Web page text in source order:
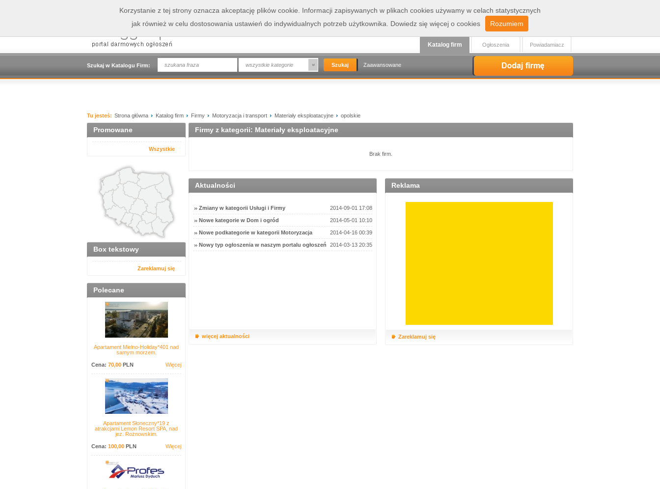
Zaloguj
Szukaj w Katalogu Firm: wszystkie kategorie Zaawansowane
Powiadamiacz
Ogłoszenia
Katalog firm
Tu jesteś: Strona główna Katalog firm Firmy Motoryzacja i transport Materiały eksploatacyjne opolskie
Promowane
Wszystkie
Box tekstowy
Zareklamuj się
Polecane
Apartament Mielno-Holiday*401 nad
samym morzem.
Cena: 70,00 PLN Więcej
Apartament Słoneczny*19 z
atrakcjami Lemon Resort SPA, nad
jez. Rożnowskim.
Cena: 100,00 PLN Więcej
Firmy z kategorii: Materiały eksploatacyjne
Brak firm.
Aktualności
Zmiany w kategorii Usługi i Firmy 2014-09-01 17:08
Nowe kategorie w Dom i ogród 2014-05-01 10:10
Nowe podkategorie w kategorii Motoryzacja 2014-04-16 00:39
Nowy typ ogłoszenia w naszym portalu ogłoszeń 2014-03-13 20:35
więcej aktualności
Reklama
Zareklamuj się
Korzystanie z tej strony oznacza akceptację plików cookie. Informacji zapisywanych w plikach cookies używamy w celach statystycznych
jak również w celu dostosowania ustawień do indywidualnych potrzeb użytkownika. Dowiedz się więcej o cookies Rozumiem